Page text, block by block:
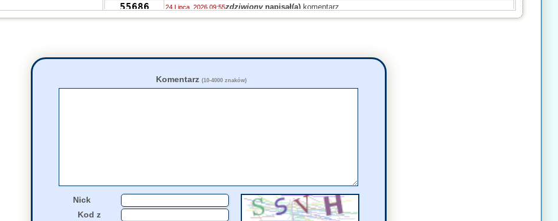
55686 24 Lipca, 2026 09:55zdziwionynapisał(a) komentarz
55678 23 Lipca, 2026 05:31KRPHnapisał(a)komentarz
22 Lipca, 2026 02:45Grejon
8365
Komentarz (10-4000 znaków)
Nick
Kod z